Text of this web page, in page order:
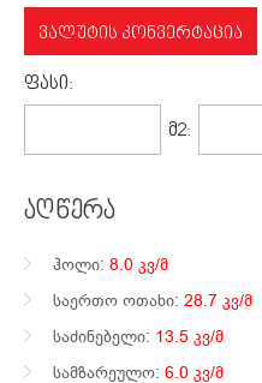
ᲕᲐᲚᲣᲢᲘᲡ ᲙᲝᲜᲕᲔᲠᲢᲐᲪᲘᲐ
ᲤᲐᲡᲘ:
Მ2:
აღწერა
ჰოლი: 8.0 კვ/მ
საერთო ოთახი: 28.7 კვ/მ
საძინებელი: 13.5 კვ/მ
სამზარეულო: 6.0 კვ/მ